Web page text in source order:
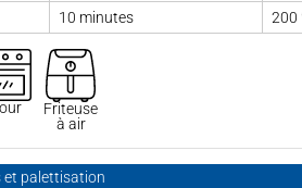
10 minutes 200
Friteuse
à air
et palettisation